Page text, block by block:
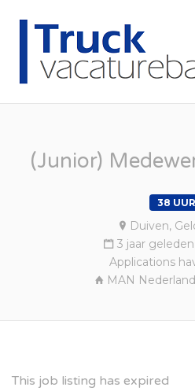
(Junior)
38 UUR
Duiven,
3 jaar
Applications
MAN
This job listing has expired